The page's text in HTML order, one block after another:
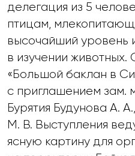
делегация из 5
птицам,
высочайший уровень
в изучении
«Большой баклан в
с приглашением зам.
Бурятия Будунова А.
М. В. Выступления
ясную картину для